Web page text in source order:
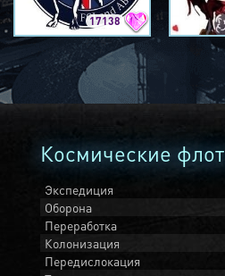
17138
Космические
Экспедиция
Оборона
Переработка
Колонизация
Передислокация